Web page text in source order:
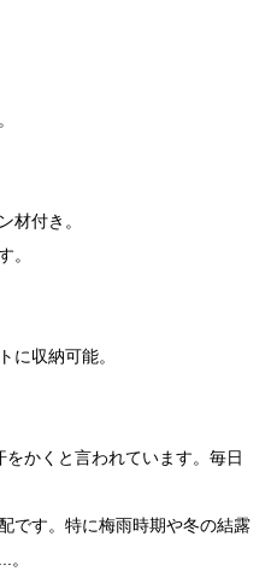
材付き。
。
に収納可能。
かくと言われています。毎日
です。特に梅雨時期や冬の結露
。